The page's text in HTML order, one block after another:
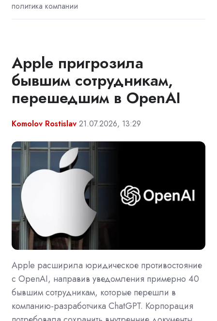
политика компании
Apple пригрозила
бывшим сотрудникам,
перешедшим в OpenAI
Komolov Rostislav 21.07.2026, 13:29
Apple расширила юридическое противостояние
с OpenAI, направив уведомления примерно 40
бывшим сотрудникам, которые перешли в
компанию-разработчика ChatGPT. Корпорация